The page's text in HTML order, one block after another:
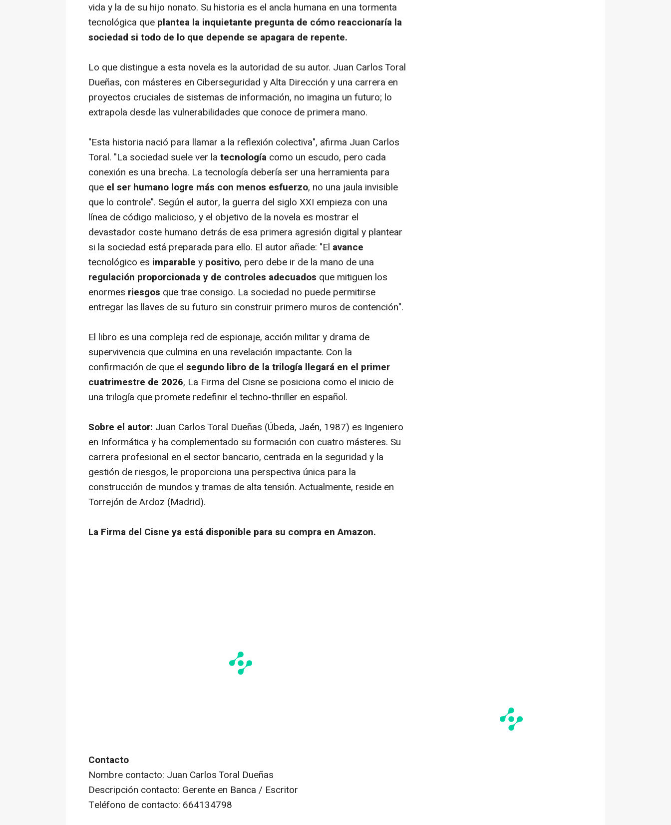
vida y la de su hijo nonato. Su historia es el ancla humana en una tormenta
tecnológica que plantea la inquietante pregunta de cómo reaccionaría la
sociedad si todo de lo que depende se apagara de repente.
Lo que distingue a esta novela es la autoridad de su autor. Juan Carlos Toral
Dueñas, con másteres en Ciberseguridad y Alta Dirección y una carrera en
proyectos cruciales de sistemas de información, no imagina un futuro; lo
extrapola desde las vulnerabilidades que conoce de primera mano.
"Esta historia nació para llamar a la reflexión colectiva", afirma Juan Carlos
Toral. "La sociedad suele ver la tecnología como un escudo, pero cada
conexión es una brecha. La tecnología debería ser una herramienta para
que el ser humano logre más con menos esfuerzo, no una jaula invisible
que lo controle". Según el autor, la guerra del siglo XXI empieza con una
línea de código malicioso, y el objetivo de la novela es mostrar el
devastador coste humano detrás de esa primera agresión digital y plantear
si la sociedad está preparada para ello. El autor añade: "El avance
tecnológico es imparable y positivo, pero debe ir de la mano de una
regulación proporcionada y de controles adecuados que mitiguen los
enormes riesgos que trae consigo. La sociedad no puede permitirse
entregar las llaves de su futuro sin construir primero muros de contención".
El libro es una compleja red de espionaje, acción militar y drama de
supervivencia que culmina en una revelación impactante. Con la
confirmación de que el segundo libro de la trilogía llegará en el primer
cuatrimestre de 2026, La Firma del Cisne se posiciona como el inicio de
una trilogía que promete redefinir el techno-thriller en español.
Sobre el autor: Juan Carlos Toral Dueñas (Úbeda, Jaén, 1987) es Ingeniero
en Informática y ha complementado su formación con cuatro másteres. Su
carrera profesional en el sector bancario, centrada en la seguridad y la
gestión de riesgos, le proporciona una perspectiva única para la
construcción de mundos y tramas de alta tensión. Actualmente, reside en
Torrejón de Ardoz (Madrid).
La Firma del Cisne ya está disponible para su compra en Amazon.
Contacto
Nombre contacto: Juan Carlos Toral Dueñas
Descripción contacto: Gerente en Banca / Escritor
Teléfono de contacto: 664134798